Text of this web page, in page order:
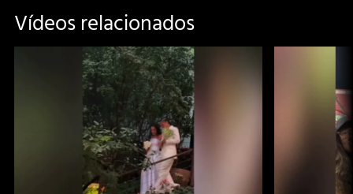
Vídeos relacionados